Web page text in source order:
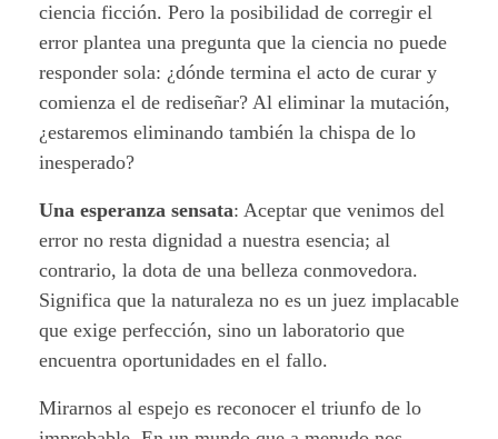
ciencia ficción. Pero la posibilidad de corregir el
error plantea una pregunta que la ciencia no puede
responder sola: ¿dónde termina el acto de curar y
comienza el de rediseñar? Al eliminar la mutación,
¿estaremos eliminando también la chispa de lo
inesperado?
Una esperanza sensata: Aceptar que venimos del
error no resta dignidad a nuestra esencia; al
contrario, la dota de una belleza conmovedora.
Significa que la naturaleza no es un juez implacable
que exige perfección, sino un laboratorio que
encuentra oportunidades en el fallo.
Mirarnos al espejo es reconocer el triunfo de lo